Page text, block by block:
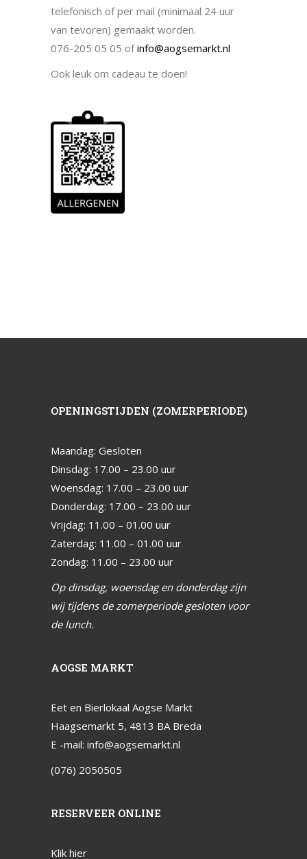
telefonisch of per mail (minimaal 24 uur
van tevoren) gemaakt worden.
076-205 05 05 ofinfo@aogsemarkt.nl
Ook leuk om cadeau te doen!
OPENINGSTIJDEN (ZOMERPERIODE)
Maandag: Gesloten
Dinsdag: 17.00 – 23.00 uur
Woensdag: 17.00 – 23.00 uur
Donderdag: 17.00 – 23.00 uur
Vrijdag: 11.00 – 01.00 uur
Zaterdag: 11.00 – 01.00 uur
Zondag: 11.00 – 23.00 uur
Op dinsdag, woensdag en donderdag zijn
wij tijdens de zomerperiode gesloten voor
de lunch.
AOGSE MARKT
Eet en Bierlokaal Aogse Markt
Haagsemarkt 5, 4813 BA Breda
E -mail: info@aogsemarkt.nl
(076) 2050505
RESERVEER ONLINE
Klik hier